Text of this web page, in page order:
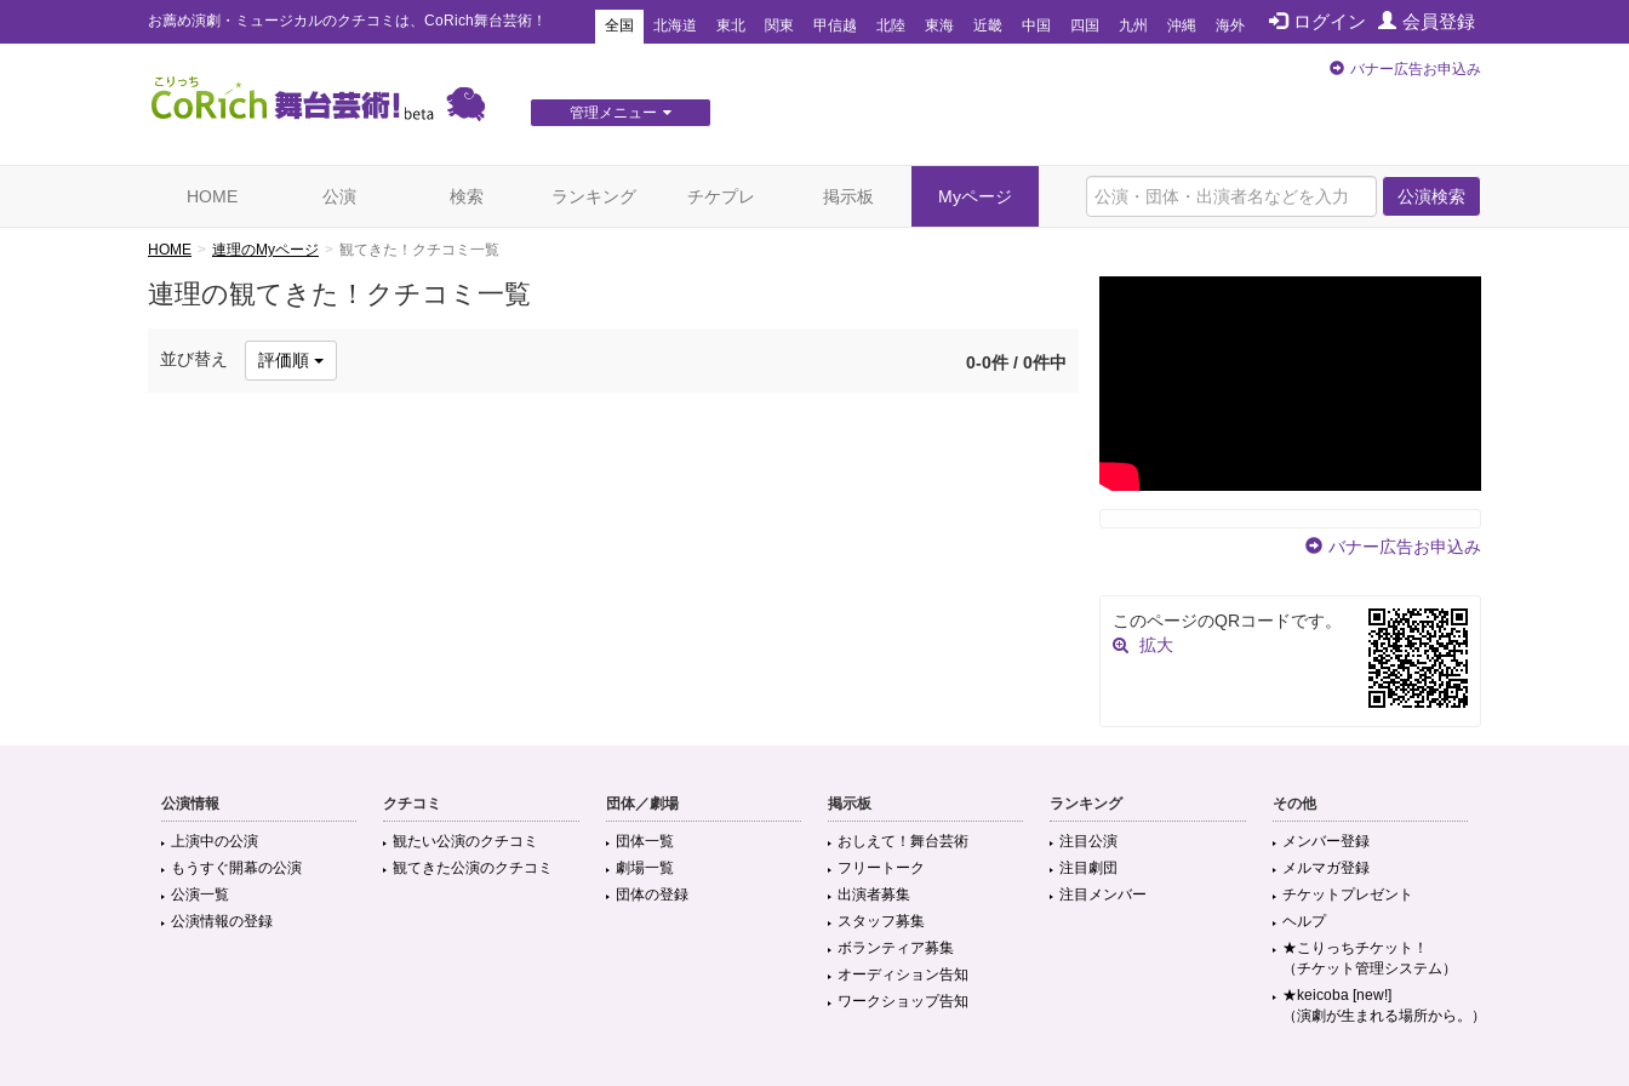
お薦め演劇・ミュージカルのクチコミは、CoRich舞台芸術！ ログイン 会員登録
全国 北海道 東北 関東 甲信越 北陸 東海 近畿 中国 四国 九州 沖縄 海外
管理メニュー
バナー広告お申込み
公演検索
HOME 公演 検索 ランキング チケプレ 掲示板 Myページ
HOME 連理のMyページ 観てきた！クチコミ一覧
連理の観てきた！クチコミ一覧
並び替え 評価順 0-0件 / 0件中
バナー広告お申込み
このページのQRコードです。
拡大
公演情報
上演中の公演
もうすぐ開幕の公演
公演一覧
公演情報の登録
クチコミ
観たい公演のクチコミ
観てきた公演のクチコミ
団体／劇場
団体一覧
劇場一覧
団体の登録
掲示板
おしえて！舞台芸術
フリートーク
出演者募集
スタッフ募集
ボランティア募集
オーディション告知
ワークショップ告知
ランキング
注目公演
注目劇団
注目メンバー
その他
メンバー登録
メルマガ登録
チケットプレゼント
ヘルプ
★こりっちチケット！
（チケット管理システム）
★keicoba [new!]
（演劇が生まれる場所から。）